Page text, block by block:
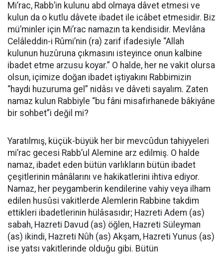
Mi’rac, Rabb’in kulunu abd olmaya dâvet etmesi ve
kulun da o kutlu dâvete ibadet ile icâbet etmesidir. Biz
mü’minler için Mi’rac namazın ta kendisidir. Mevlâna
Celâleddin-i Rûmi’nin (ra) zarif ifadesiyle “Allah
kulunun huzûruna çıkmasını isteyince onun kalbine
ibadet etme arzusu koyar.” O halde, her ne vakit olursa
olsun, içimize doğan ibadet iştiyakını Rabbimizin
“haydi huzuruma gel” nidâsı ve dâveti sayalım. Zaten
namaz kulun Rabbiyle “bu fâni misafirhanede bâkiyâne
bir sohbet”i değil mi?
Yaratılmış, küçük-büyük her bir mevcûdun tahiyyeleri
mi’rac gecesi Rabb’ul Alemine arz edilmiş. O halde
namaz, ibadet eden bütün varlıkların bütün ibadet
çeşitlerinin mânâlarını ve hakikatlerini ihtiva ediyor.
Namaz, her peygamberin kendilerine vahiy veya ilham
edilen husûsi vakitlerde Alemlerin Rabbine takdim
ettikleri ibadetlerinin hülâsasıdır; Hazreti Adem (as)
sabah, Hazreti Davud (as) öğlen, Hazreti Süleyman
(as) ikindi, Hazreti Nûh (as) Akşam, Hazreti Yunus (as)
ise yatsı vakitlerinde olduğu gibi. Bütün